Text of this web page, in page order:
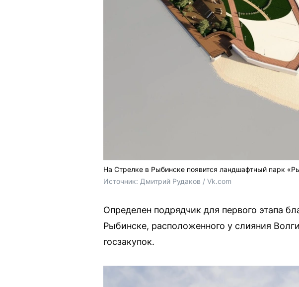
На Стрелке в Рыбинске появится ландшафтный парк
Источник: Дмитрий Рудаков / Vk.com
Определен подрядчик для первого этапа
Рыбинске, расположенного у слияния
госзакупок.